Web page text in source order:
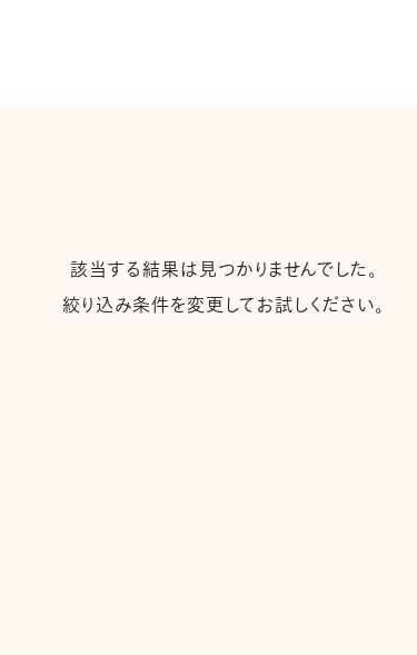
該当する結果は見つかりませんでした。
絞り込み条件を変更してお試しください。